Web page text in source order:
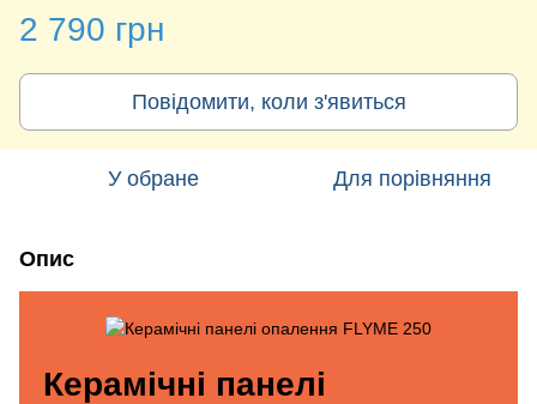
2 790 грн
Повідомити, коли з'явиться
У обране Для порівняння
Опис
Керамічні панелі